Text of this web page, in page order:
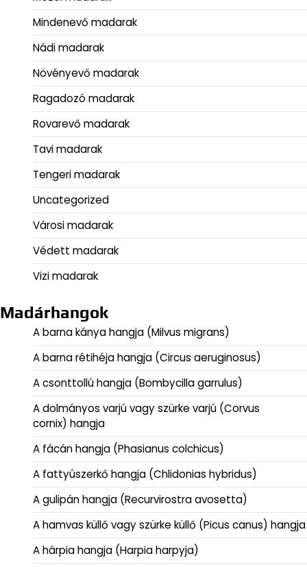
Mindenevő madarak
Nádi madarak
Növényevő madarak
Ragadozó madarak
Rovarevő madarak
Tavi madarak
Tengeri madarak
Uncategorized
Városi madarak
Védett madarak
Vizi madarak
Madárhangok
A barna kánya hangja (Milvus migrans)
A barna rétihéja hangja (Circus aeruginosus)
A csonttollú hangja (Bombycilla garrulus)
A dolmányos varjú vagy szürke varjú (Corvus
cornix) hangja
A fácán hangja (Phasianus colchicus)
A fattyúszerkő hangja (Chlidonias hybridus)
A gulipán hangja (Recurvirostra avosetta)
A hamvas küllő vagy szürke küllő (Picus canus) hangja
A hárpia hangja (Harpia harpyja)